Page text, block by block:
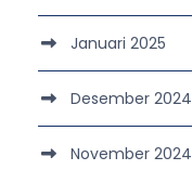
Januari 2025
Desember 2024
November 2024